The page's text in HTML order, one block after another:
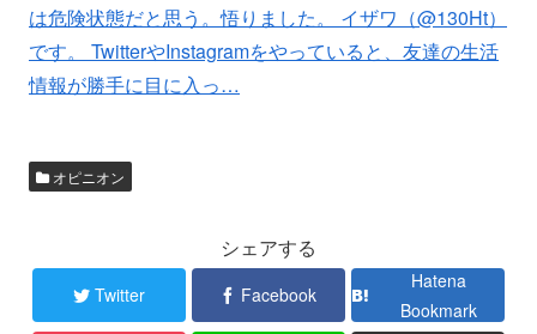
は危険状態だと思う。悟りました。 イザワ（@130Ht）
です。 TwitterやInstagramをやっていると、友達の生活
情報が勝手に目に入っ…
オピニオン
シェアする
Twitter Facebook
Hatena
Bookmark